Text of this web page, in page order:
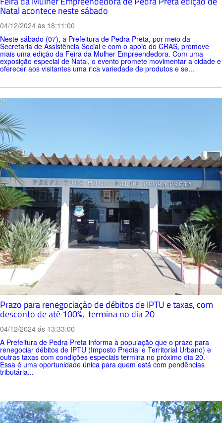
Natal acontece neste sábado
04/12/2024 ás 18:11:00
Neste sábado (07), a Prefeitura de Pedra Preta, por meio da
Secretaria de Assistência Social e com o apoio do CRAS, promove
mais uma edição da Feira da Mulher Empreendedora. Com uma
exposição especial de Natal, o evento promete movimentar a cidade e
oferecer aos visitantes uma rica variedade de produtos e se...
Prazo para renegociação de débitos de IPTU e taxas, com
desconto de até 100%, termina no dia 20
04/12/2024 ás 13:33:00
A Prefeitura de Pedra Preta informa à população que o prazo para
renegociar débitos de IPTU (Imposto Predial e Territorial Urbano) e
outras taxas com condições especiais termina no próximo dia 20.
Essa é uma oportunidade única para quem está com pendências
tributária...